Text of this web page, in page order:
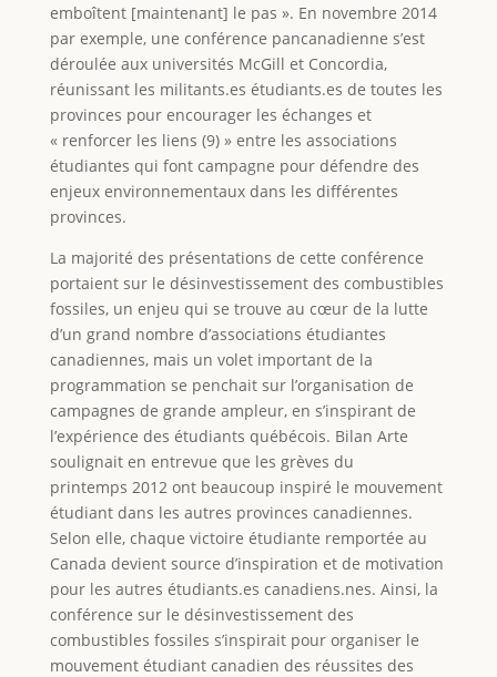
emboîtent [maintenant] le pas ». En novembre 2014
par exemple, une conférence pancanadienne s’est
déroulée aux universités McGill et Concordia,
réunissant les militants.es étudiants.es de toutes les
provinces pour encourager les échanges et
« renforcer les liens (9) » entre les associations
étudiantes qui font campagne pour défendre des
enjeux environnementaux dans les différentes
provinces.
La majorité des présentations de cette conférence
portaient sur le désinvestissement des combustibles
fossiles, un enjeu qui se trouve au cœur de la lutte
d’un grand nombre d’associations étudiantes
canadiennes, mais un volet important de la
programmation se penchait sur l’organisation de
campagnes de grande ampleur, en s’inspirant de
l’expérience des étudiants québécois. Bilan Arte
soulignait en entrevue que les grèves du
printemps 2012 ont beaucoup inspiré le mouvement
étudiant dans les autres provinces canadiennes.
Selon elle, chaque victoire étudiante remportée au
Canada devient source d’inspiration et de motivation
pour les autres étudiants.es canadiens.nes. Ainsi, la
conférence sur le désinvestissement des
combustibles fossiles s’inspirait pour organiser le
mouvement étudiant canadien des réussites des